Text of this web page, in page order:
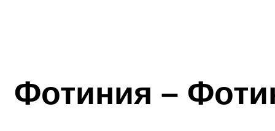
Фотиния –